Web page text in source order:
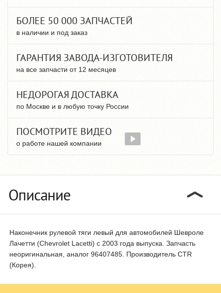
БОЛЕЕ 50 000 ЗАПЧАСТЕЙ
в наличии и под заказ
ГАРАНТИЯ ЗАВОДА-ИЗГОТОВИТЕЛЯ
на все запчасти от 12 месяцев
НЕДОРОГАЯ ДОСТАВКА
по Москве и в любую точку России
ПОСМОТРИТЕ ВИДЕО
о работе нашей компании
Описание
Наконечник рулевой тяги левый для автомобилей Шевроле
Лачетти (Chevrolet Lacetti) с 2003 года выпуска. Запчасть
неоригинальная, аналог 96407485. Производитель CTR
(Корея).